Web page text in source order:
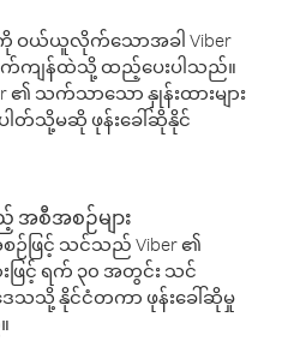
ဝယ်ယူလိုက်သောအခါ Viber
ကျန်ထဲသို့ ထည့်ပေးပါသည်။
သက်သာသော နှုန်းထားများ
ါတ်သို့မဆို ဖုန်းခေါ်ဆိုနိုင်
အစီအစဉ်များ
ဉ်ဖြင့် သင်သည် Viber ၏
ဖြင့် ရက် ၃၀ အတွင်း သင်
သသို့ နိုင်ငံတကာ ဖုန်းခေါ်ဆိုမှု